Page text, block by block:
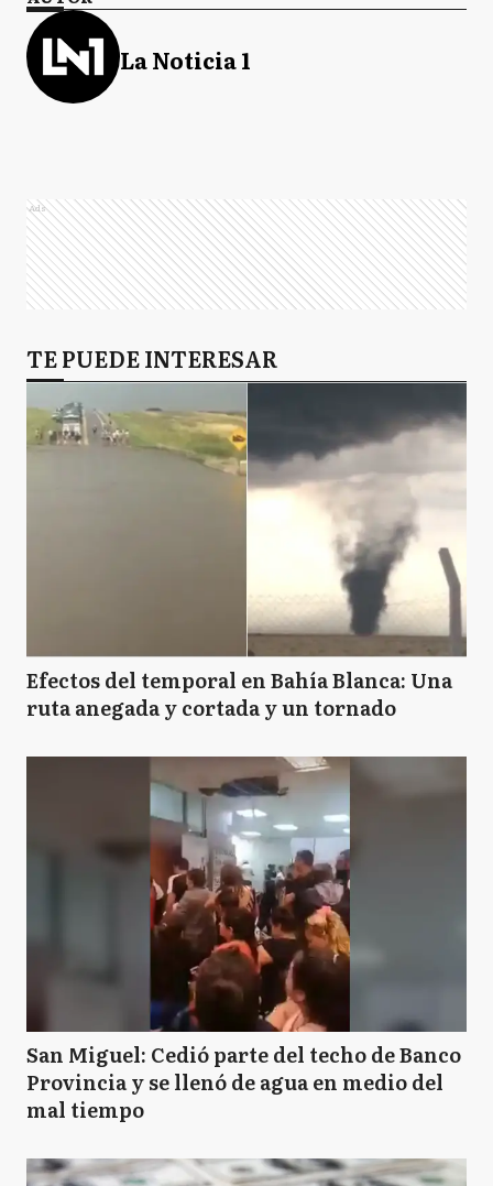
La Noticia 1
Ads
TE PUEDE INTERESAR
Efectos del temporal en Bahía Blanca: Una
ruta anegada y cortada y un tornado
San Miguel: Cedió parte del techo de Banco
Provincia y se llenó de agua en medio del
mal tiempo